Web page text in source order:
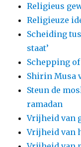
Religieus
Religieuze
Scheiding
staat’
Schepping
Shirin Musa
Steun de
ramadan
Vrijheid van
Vrijheid van